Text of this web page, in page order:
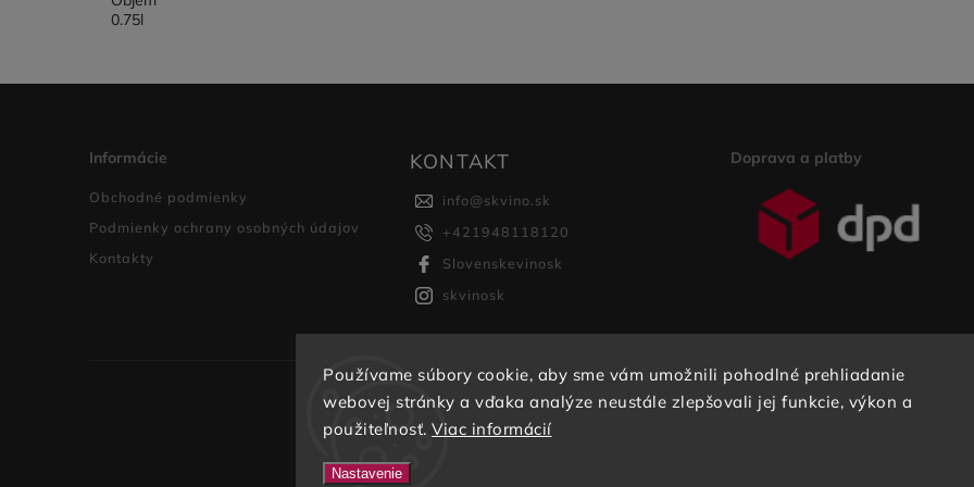
Používame súbory cookie, aby sme vám umožnili pohodlné prehliadanie
webovej stránky a vďaka analýze neustále zlepšovali jej funkcie, výkon a
použiteľnosť. Viac informácií
Nastavenie
0.75l
Informácie
Obchodné podmienky
Podmienky ochrany osobných údajov
Kontakty
KONTAKT
info@skvino.sk
+421948118120
Slovenskevinosk
skvinosk
Doprava a platby
Copyright 2026SKVINO. Všetky práva vyhradené.